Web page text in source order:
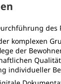
des
komplexen
der
individueller
Karte